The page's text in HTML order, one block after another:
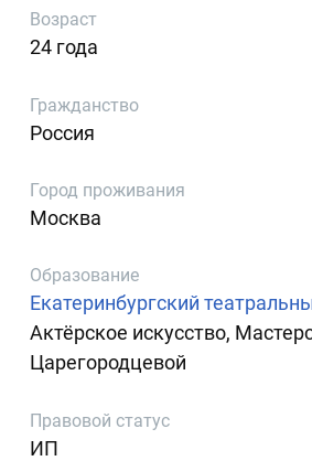
Возраст
24 года
Гражданство
Россия
Город проживания
Москва
Образование
Екатеринбургский
Актёрское искусство,
Царегородцевой
Правовой статус
ИП